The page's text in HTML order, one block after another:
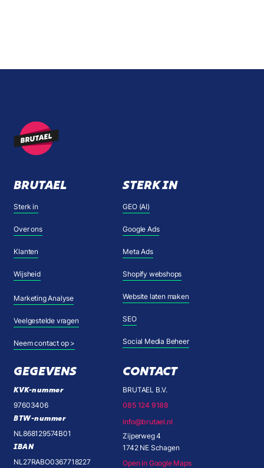
BRUTAEL
Sterk in
Over ons
Klanten
Wijsheid
Marketing Analyse
Veelgestelde vragen
Neem contact op >
STERK IN
GEO (AI)
Google Ads
Meta Ads
Shopify webshops
Website laten maken
SEO
Social Media Beheer
GEGEVENS
KVK-nummer
97603406
BTW-nummer
NL868129574B01
IBAN
NL27RABO0367718227
CONTACT
BRUTAEL B.V.
085 124 9188
info@brutael.nl
Zijperweg 4
1742 NE Schagen
Open in Google Maps